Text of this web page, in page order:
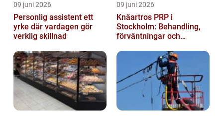
09 juni 2026
Personlig assistent ett
yrke där vardagen gör
verklig skillnad
09 juni 2026
Knäartros PRP i
Stockholm: Behandling,
förväntningar och